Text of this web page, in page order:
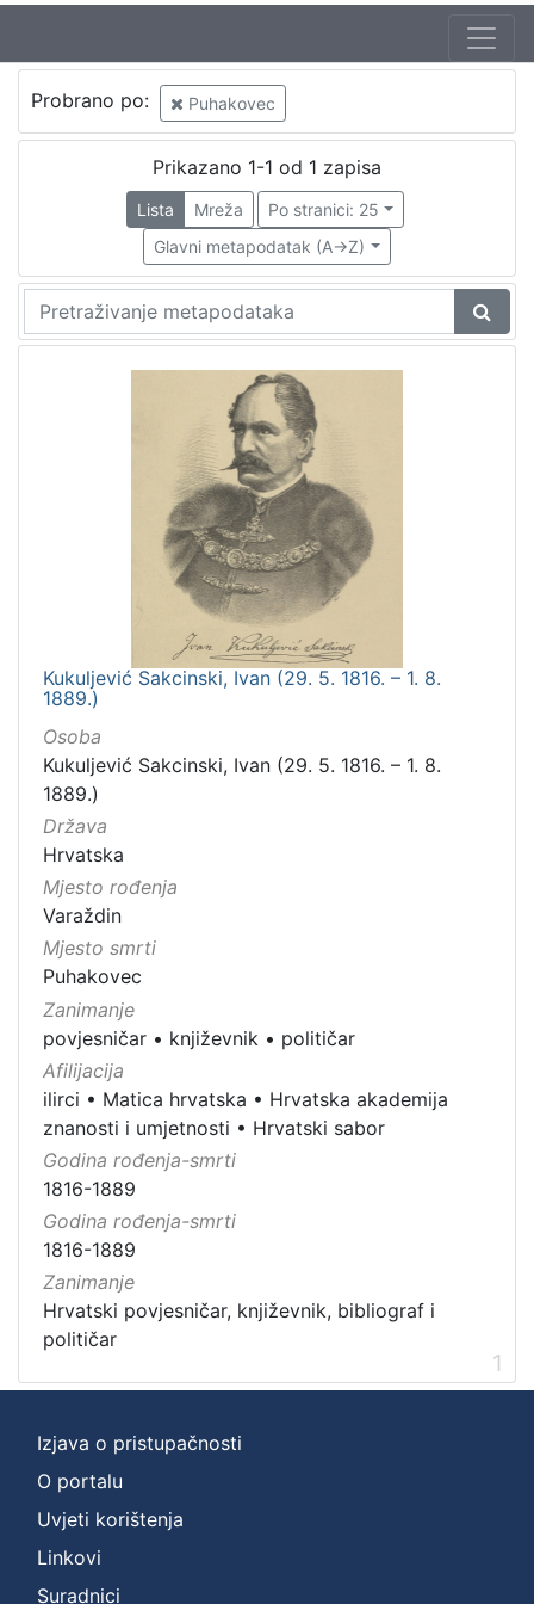
Probrano po: Puhakovec
Prikazano 1-1 od 1 zapisa
Lista Mreža
Po stranici: 25
Glavni metapodatak (A->Z)
Kukuljević Sakcinski, Ivan (29. 5. 1816. – 1. 8.
1889.)
Osoba
Kukuljević Sakcinski, Ivan (29. 5. 1816. – 1. 8.
1889.)
Država
Hrvatska
Mjesto rođenja
Varaždin
Mjesto smrti
Puhakovec
Zanimanje
povjesničar • književnik • političar
Afilijacija
ilirci • Matica hrvatska • Hrvatska akademija
znanosti i umjetnosti • Hrvatski sabor
Godina rođenja-smrti
1816-1889
Godina rođenja-smrti
1816-1889
Zanimanje
Hrvatski povjesničar, književnik, bibliograf i
političar
1
Izjava o pristupačnosti
O portalu
Uvjeti korištenja
Linkovi
Suradnici